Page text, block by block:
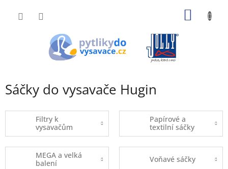
Sáčky do vysavače Hugin
Filtry k
vysavačům
Papírové a
textilní sáčky
MEGA a velká
balení
Voňavé sáčky